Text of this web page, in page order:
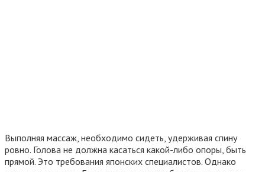
Выполняя массаж, необходимо сидеть, удерживая спину
ровно. Голова не должна касаться какой-либо опоры, быть
прямой. Это требования японских специалистов. Однако